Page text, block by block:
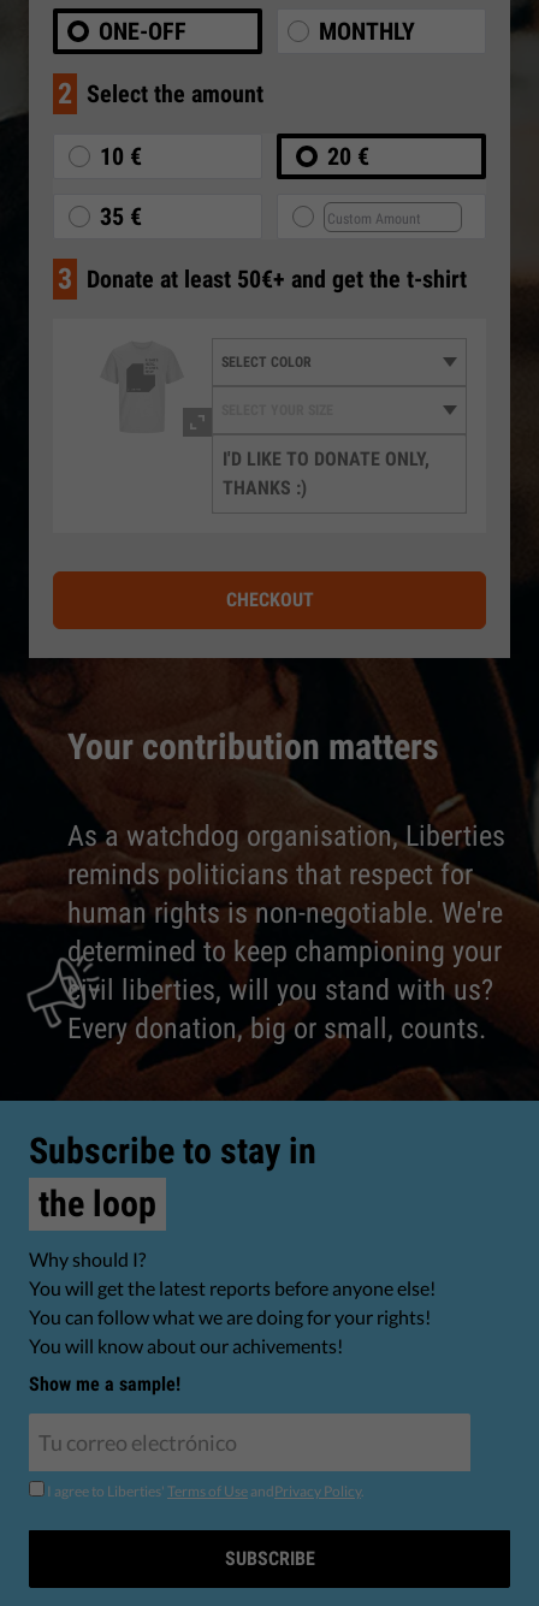
Your contribution matters
As a watchdog organisation, Liberties
reminds politicians that respect for
human rights is non-negotiable. We're
determined to keep championing your
civil liberties, will you stand with us?
Every donation, big or small, counts.
ONE-OFF MONTHLY
2 Select the amount
10 € 20 €
35 €
3 Donate at least 50€+ and get the t-shirt
I'D LIKE TO DONATE ONLY,
THANKS :)
CHECKOUT
Subscribe to stay in
the loop
Why should I?
You will get the latest reports before anyone else!
You can follow what we are doing for your rights!
You will know about our achivements!
Show me a sample!
I agree to Liberties' Terms of Use andPrivacy Policy.
SUBSCRIBE